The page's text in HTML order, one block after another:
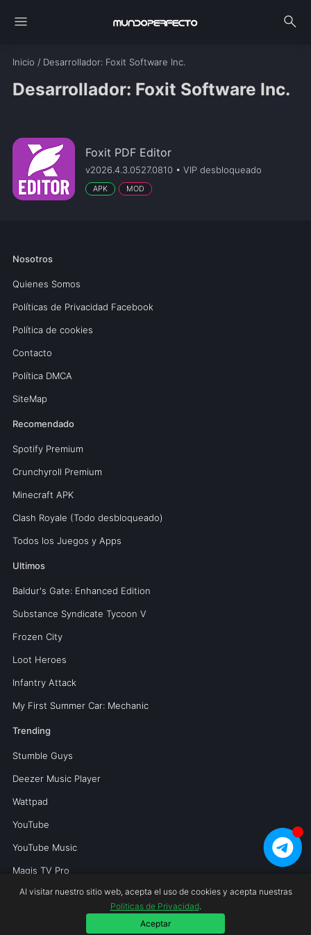
menu search
Inicio / Desarrollador: Foxit Software Inc.
Desarrollador: Foxit Software Inc.
Foxit PDF Editor
v2026.4.3.0527.0810 • VIP desbloqueado
APK MOD
Nosotros
Quienes Somos
Políticas de Privacidad Facebook
Política de cookies
Contacto
Política DMCA
SiteMap
Recomendado
Spotify Premium
Crunchyroll Premium
Minecraft APK
Clash Royale (Todo desbloqueado)
Todos los Juegos y Apps
Ultimos
Baldur's Gate: Enhanced Edition
Substance Syndicate Tycoon V
Frozen City
Loot Heroes
Infantry Attack
My First Summer Car: Mechanic
Trending
Stumble Guys
Deezer Music Player
Wattpad
YouTube
YouTube Music
Magis TV Pro
Copyright © 2026 Mundoperfecto.net.
Al visitar nuestro sitio web, acepta el uso de cookies y acepta nuestras
Politicas de Privacidad.
Aceptar